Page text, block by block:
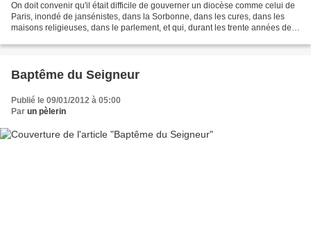
On doit convenir qu'il était difficile de gouverner un diocèse comme celui de
Paris, inondé de jansénistes, dans la Sorbonne, dans les cures, dans les
maisons religieuses, dans le parlement, et qui, durant les trente années de
Baptême du Seigneur
Publié le 09/01/2012 à 05:00
Par un pèlerin